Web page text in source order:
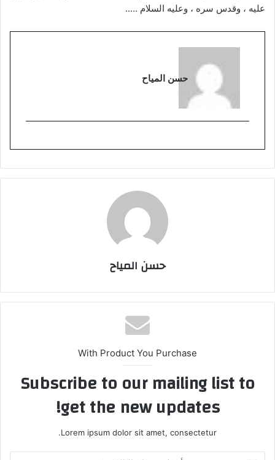
عليه ، وقدس سره ، وعليه السلام …..
حسن المياح
حسن المياح
With Product You Purchase
Subscribe to our mailing list to
get the new updates!
Lorem ipsum dolor sit amet, consectetur.